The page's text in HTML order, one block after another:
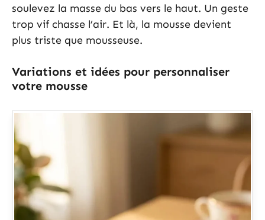
soulevez la masse du bas vers le haut. Un geste
trop vif chasse l’air. Et là, la mousse devient
plus triste que mousseuse.
Variations et idées pour personnaliser
votre mousse